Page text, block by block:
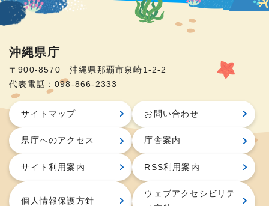
沖縄県庁
〒900-8570 沖縄県那覇市泉崎1-2-2
代表電話：098-866-2333
サイトマップ お問い合わせ
県庁へのアクセス 庁舎案内
サイト利用案内 RSS利用案内
個人情報保護方針
ウェブアクセシビリテ